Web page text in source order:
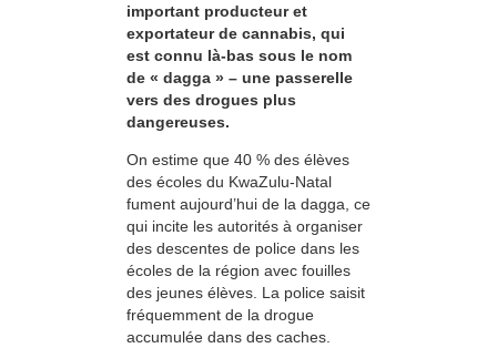
important producteur et
exportateur de cannabis, qui
est connu là-bas sous le nom
de « dagga » – une passerelle
vers des drogues plus
dangereuses.
On estime que 40 % des élèves
des écoles du KwaZulu-Natal
fument aujourd’hui de la dagga, ce
qui incite les autorités à organiser
des descentes de police dans les
écoles de la région avec fouilles
des jeunes élèves. La police saisit
fréquemment de la drogue
accumulée dans des caches.